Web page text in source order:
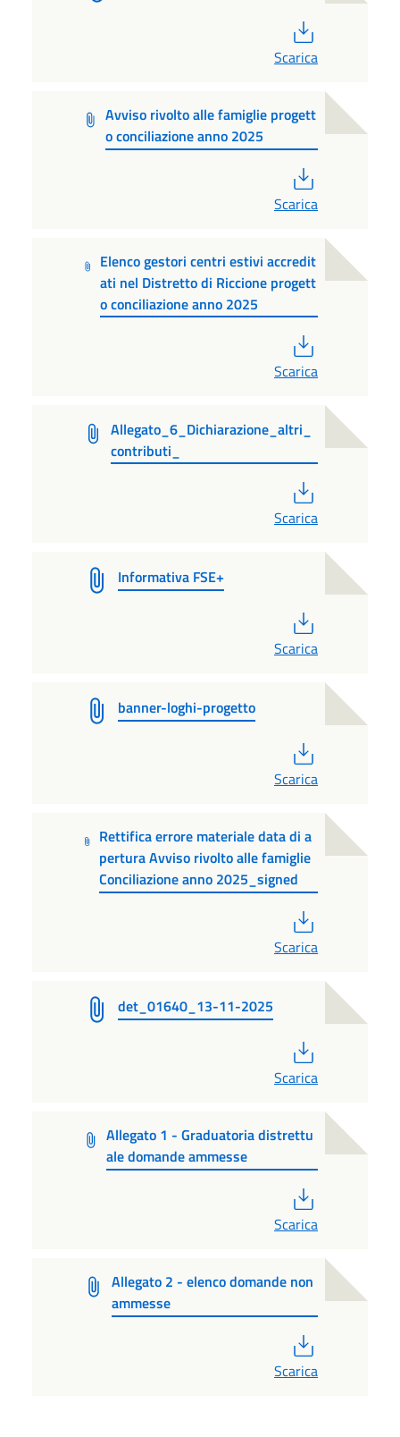
Scarica
Avviso rivolto alle famiglie progett
o conciliazione anno 2025
Scarica
Elenco gestori centri estivi accredit
ati nel Distretto di Riccione progett
o conciliazione anno 2025
Scarica
Allegato_6_Dichiarazione_altri_
contributi_
Scarica
Informativa FSE+
Scarica
banner-loghi-progetto
Scarica
Rettifica errore materiale data di a
pertura Avviso rivolto alle famiglie
Conciliazione anno 2025_signed
Scarica
det_01640_13-11-2025
Scarica
Allegato 1 - Graduatoria distrettu
ale domande ammesse
Scarica
Allegato 2 - elenco domande non
ammesse
Scarica